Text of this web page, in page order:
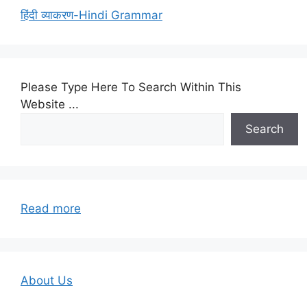
हिंदी व्याकरण-Hindi Grammar
Please Type Here To Search Within This
Website ...
Search
Read more
About Us